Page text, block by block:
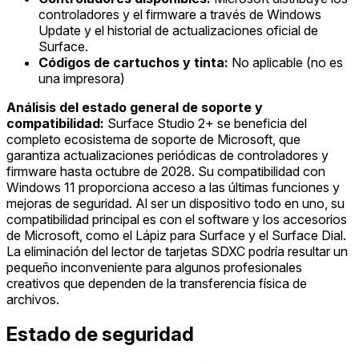
controladores y el firmware a través de Windows
Update y el historial de actualizaciones oficial de
Surface.
Códigos de cartuchos y tinta: No aplicable (no es
una impresora)
Análisis del estado general de soporte y
compatibilidad: Surface Studio 2+ se beneficia del
completo ecosistema de soporte de Microsoft, que
garantiza actualizaciones periódicas de controladores y
firmware hasta octubre de 2028. Su compatibilidad con
Windows 11 proporciona acceso a las últimas funciones y
mejoras de seguridad. Al ser un dispositivo todo en uno, su
compatibilidad principal es con el software y los accesorios
de Microsoft, como el Lápiz para Surface y el Surface Dial.
La eliminación del lector de tarjetas SDXC podría resultar un
pequeño inconveniente para algunos profesionales
creativos que dependen de la transferencia física de
archivos.
Estado de seguridad